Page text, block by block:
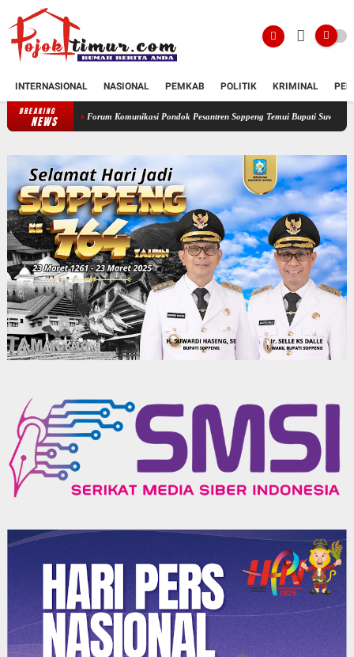
INTERNASIONAL NASIONAL PEMKAB POLITIK KRIMINAL
BREAKING
NEWS
Forum Komunikasi Pondok Pesantren Soppeng Temui Bupati Suwardi Haseng